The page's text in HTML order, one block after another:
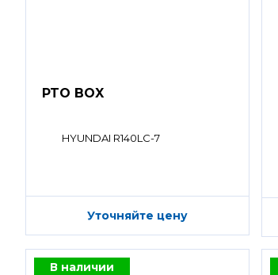
PTO BOX
HYUNDAI R140LC-7
Уточняйте цену
В наличии